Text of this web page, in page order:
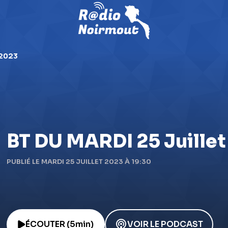
BT DU MARDI 25
PUBLIÉ LE MARDI 25 JUILLET 2023 À 19:30
ÉCOUTER (5min) VOIR LE PODCAST